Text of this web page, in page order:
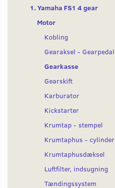
1. Yamaha FS1 4 gear
Motor
Kobling
Gearaksel - Gearpedal
Gearkasse
Gearskift
Karburator
Kickstarter
Krumtap - stempel
Krumtaphus - cylinder
Krumtaphusdæksel
Luftfilter, indsugning
Tændingssystem